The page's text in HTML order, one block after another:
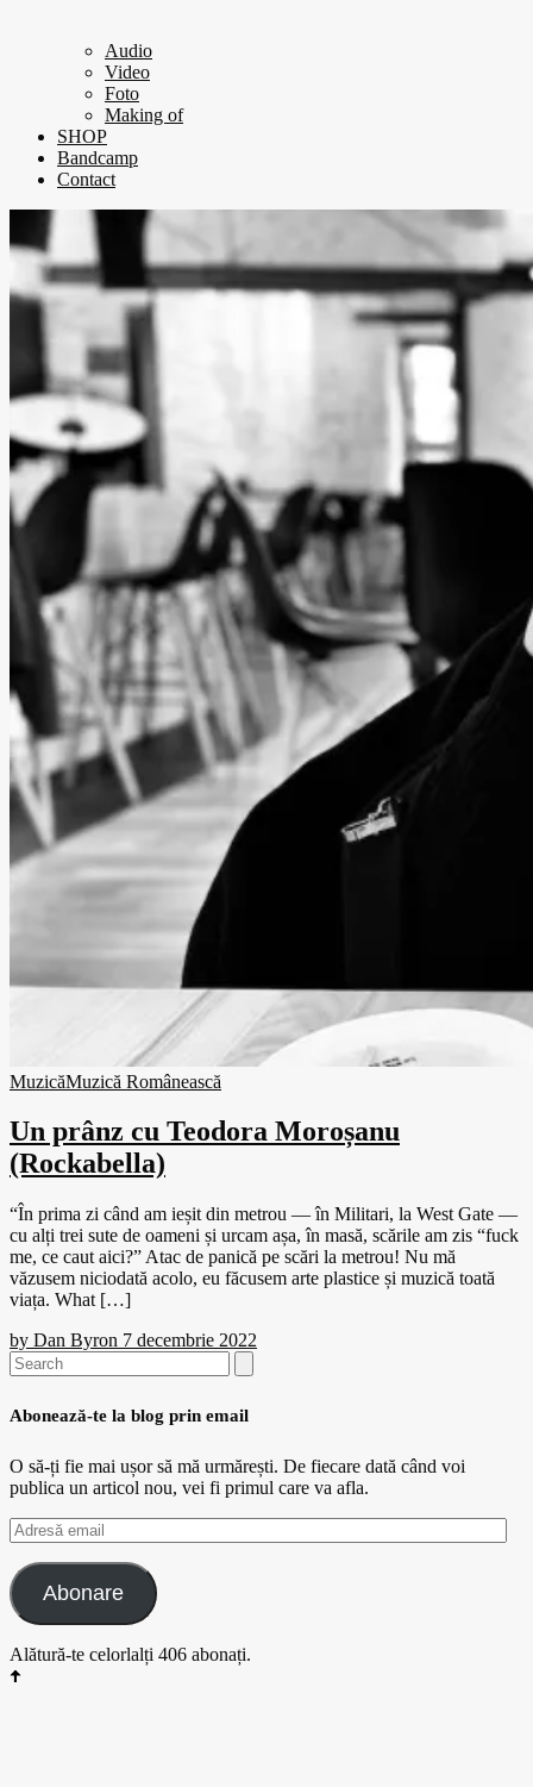
Audio
Video
Foto
Making of
SHOP
Bandcamp
Contact
MuzicăMuzică Românească
Un prânz cu Teodora Moroșanu
(Rockabella)
“În prima zi când am ieșit din metrou — în Militari, la West Gate —
cu alți trei sute de oameni și urcam așa, în masă, scările am zis “fuck
me, ce caut aici?” Atac de panică pe scări la metrou! Nu mă
văzusem niciodată acolo, eu făcusem arte plastice și muzică toată
viața. What […]
by Dan Byron 7 decembrie 2022
Search
for:
Abonează-te la blog prin email
O să-ți fie mai ușor să mă urmărești. De fiecare dată când voi
publica un articol nou, vei fi primul care va afla.
Adresă
email
Abonare
Alătură-te celorlalți 406 abonați.